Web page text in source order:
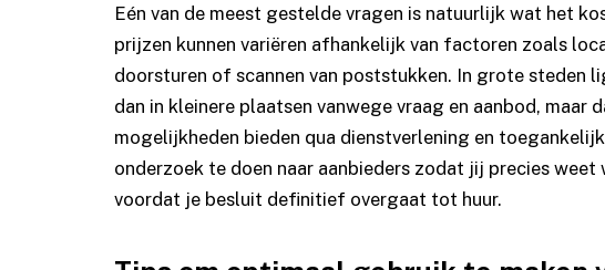
Eén van de meest gestelde vragen is natuurlijk wat het
prijzen kunnen variëren afhankelijk van factoren zoals
doorsturen of scannen van poststukken. In grote steden
dan in kleinere plaatsen vanwege vraag en aanbod, maar
mogelijkheden bieden qua dienstverlening en
onderzoek te doen naar aanbieders zodat jij precies
voordat je besluit definitief overgaat tot huur.